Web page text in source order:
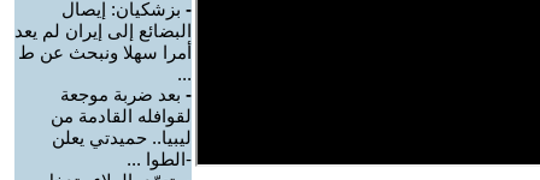
- بزشكيان: إيصال
البضائع إلى إيران لم يعد
أمرا سهلا ونبحث عن ط
...
- بعد ضربة موجعة
لقوافله القادمة من
ليبيا.. حميدتي يعلن
-الطوا ...